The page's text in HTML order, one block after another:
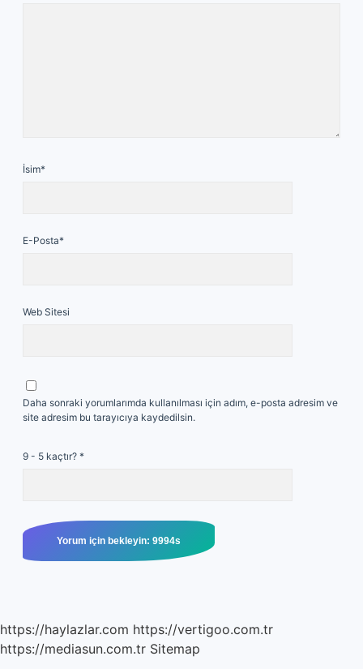
İsim*
E-Posta*
Web Sitesi
Daha sonraki yorumlarımda kullanılması için adım, e-posta adresim ve
site adresim bu tarayıcıya kaydedilsin.
9 - 5 kaçtır? *
https://haylazlar.com https://vertigoo.com.tr
https://mediasun.com.tr Sitemap